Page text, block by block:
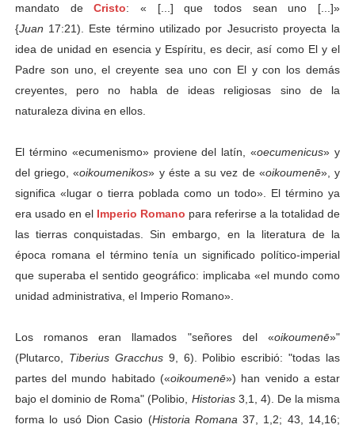
mandato deCristo: « [...] que todos sean uno [...]»
{Juan 17:21). Este término utilizado por Jesucristo proyecta la
idea de unidad en esencia y Espíritu, es decir, así como El y el
Padre son uno, el creyente sea uno con El y con los demás
creyentes, pero no habla de ideas religiosas sino de la
naturaleza divina en ellos.
El término «ecumenismo» proviene del latín, «oecumenicus» y
del griego, «oikoumenikos» y éste a su vez de «oikoumenē», y
significa «lugar o tierra poblada como un todo». El término ya
era usado en el Imperio Romano para referirse a la totalidad de
las tierras conquistadas. Sin embargo, en la literatura de la
época romana el término tenía un significado político-imperial
que superaba el sentido geográfico: implicaba «el mundo como
unidad administrativa, el Imperio Romano».
Los romanos eran llamados "señores del «oikoumenē»"
(Plutarco,
Tiberius Gracchus 9, 6). Polibio escribió: "todas las
partes del mundo habitado («oikoumenē») han venido a estar
bajo el dominio de Roma" (Polibio, Historias 3,1, 4). De la misma
forma lo usó Dion Casio (Historia Romana 37, 1,2; 43, 14,16;